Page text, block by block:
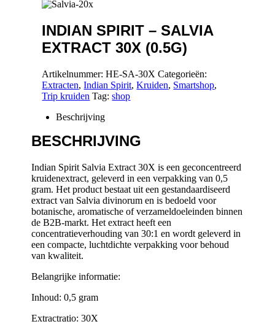
INDIAN SPIRIT – SALVIA
EXTRACT 30X (0.5G)
Artikelnummer:HE-SA-30X Categorieën:
Extracten,Indian Spirit,Kruiden, Smartshop,
Trip kruiden Tag:shop
Beschrijving
BESCHRIJVING
Indian Spirit Salvia Extract 30X is een geconcentreerd
kruidenextract, geleverd in een verpakking van 0,5
gram. Het product bestaat uit een gestandaardiseerd
extract van Salvia divinorum en is bedoeld voor
botanische, aromatische of verzameldoeleinden binnen
de B2B‑markt. Het extract heeft een
concentratieverhouding van 30:1 en wordt geleverd in
een compacte, luchtdichte verpakking voor behoud
van kwaliteit.
Belangrijke informatie:
Inhoud: 0,5 gram
Extractratio: 30X